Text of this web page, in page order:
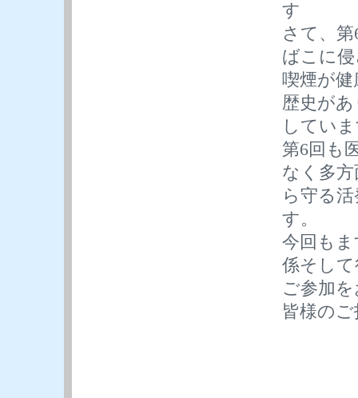
す
さて、
ばこに
喫煙が
歴史が
してい
第6回も
なく多
ら守る
す。
今回も
係そし
ご参加
皆様の